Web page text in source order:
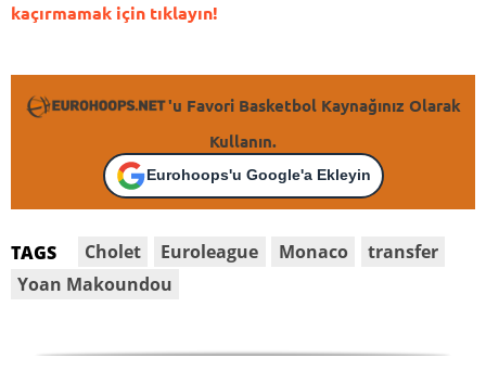
kaçırmamak için tıklayın!
'u Favori Basketbol Kaynağınız Olarak
Kullanın.
Eurohoops'u Google'a Ekleyin
TAGS Cholet Euroleague Monaco
transfer
Yoan Makoundou